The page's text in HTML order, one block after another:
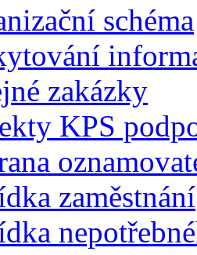
schéma
zakázky
KPS
zaměstnání